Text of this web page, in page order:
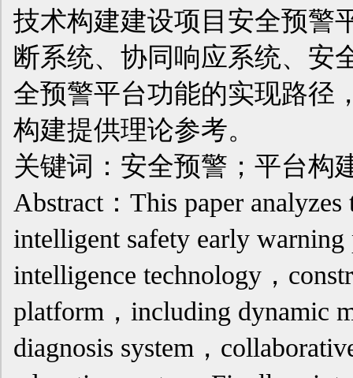
技术构建建设项目安全预警
断系统、协同响应系统、安
全预警平台功能的实现路径
构建提供理论参考。
关键词：安全预警；平台构
Abstract：This paper
intelligent safety early
intelligence technology，
platform，including dynamic
diagnosis system，